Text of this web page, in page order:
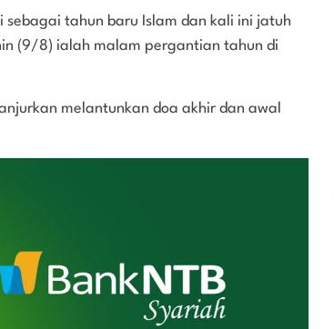
tahun baru Islam dan kali ini jatuh
(9/8) ialah malam pergantian tahun di
melantunkan doa akhir dan awal